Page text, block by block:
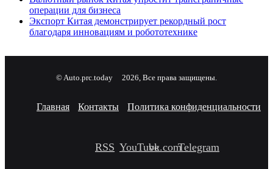
операции для бизнеса
Экспорт Китая демонстрирует рекордный рост
благодаря инновациям и робототехнике
© Auto.prc.today 2026, Все права защищены.
Главная Контакты Политика конфиденциальности
RSS YouTubevk.comTelegram